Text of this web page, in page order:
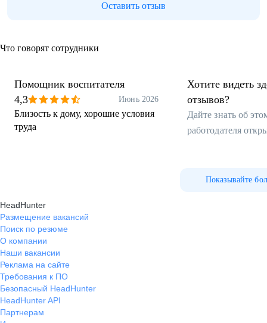
Оставить отзыв
Что говорят сотрудники
Помощник воспитателя
4,3
Июнь 2026
Близость к дому, хорошие условия
труда
Хотите видеть
отзывов?
Дайте знать об
работодателя
Показывайте
HeadHunter
Размещение вакансий
Поиск по резюме
О компании
Наши вакансии
Реклама на сайте
Требования к ПО
Безопасный HeadHunter
HeadHunter API
Партнерам